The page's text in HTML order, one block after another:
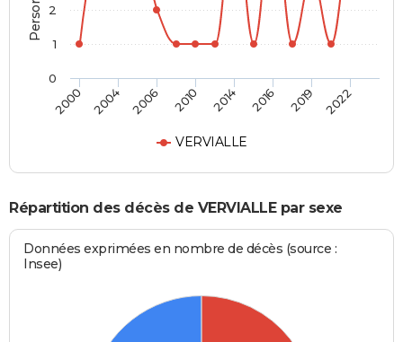
VERVIALLE
2000 2004 2006 2010 2014 2016 2019 2022
0
1
2
Répartition des décès de VERVIALLE par sexe
Données exprimées en nombre de décès (source :
Insee)